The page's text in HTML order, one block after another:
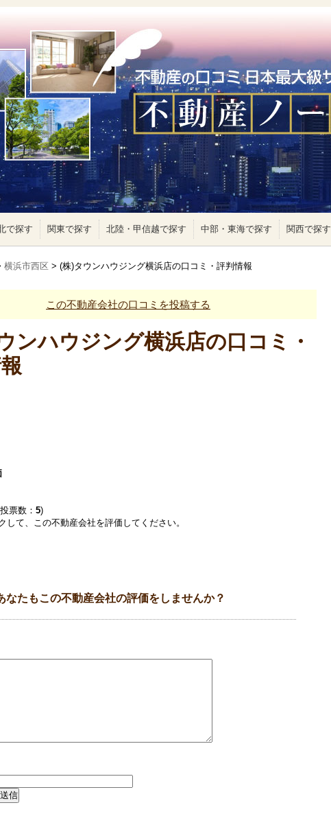
で探す 関東で探す 北陸・甲信越で探す 中部・東海で探す 関西で探す
横浜市西区 > (株)タウンハウジング横浜店の口コミ・評判情報
この不動産会社の口コミを投稿する
ンハウジング横浜店の口コミ・
票数： 5)
して、この不動産会社を評価してください。
なたもこの不動産会社の評価をしませんか？